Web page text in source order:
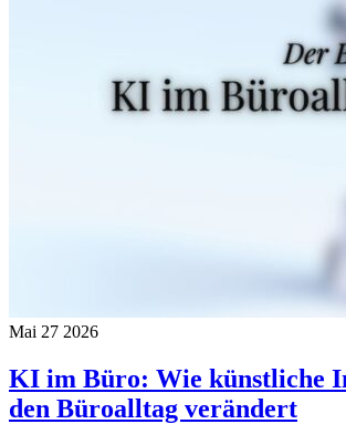
Mai 27 2026
KI im Büro: Wie künstliche
den Büroalltag verändert